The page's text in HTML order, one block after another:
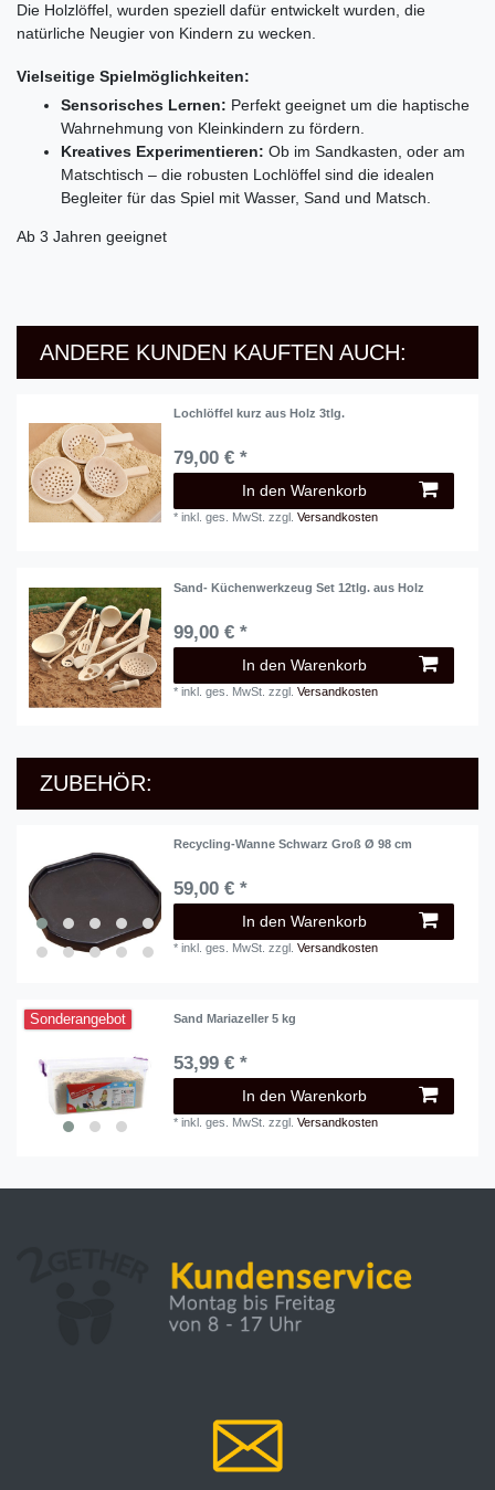
Die Holzlöffel, wurden speziell dafür entwickelt wurden, die
natürliche Neugier von Kindern zu wecken.
Vielseitige Spielmöglichkeiten:
Sensorisches Lernen: Perfekt geeignet um die haptische
Wahrnehmung von Kleinkindern zu fördern.
Kreatives Experimentieren: Ob im Sandkasten, oder am
Matschtisch – die robusten Lochlöffel sind die idealen
Begleiter für das Spiel mit Wasser, Sand und Matsch.
Ab 3 Jahren geeignet
ANDERE KUNDEN KAUFTEN AUCH:
Lochlöffel kurz aus Holz 3tlg.
79,00 € *
In den Warenkorb
*inkl. ges. MwSt. zzgl.Versandkosten
Sand- Küchenwerkzeug Set 12tlg. aus Holz
99,00 € *
In den Warenkorb
*inkl. ges. MwSt. zzgl.Versandkosten
ZUBEHÖR:
Recycling-Wanne Schwarz Groß Ø 98 cm
59,00 € *
In den Warenkorb
*inkl. ges. MwSt. zzgl.Versandkosten
Sonderangebot Sand Mariazeller 5 kg
53,99 € *
In den Warenkorb
*inkl. ges. MwSt. zzgl.Versandkosten